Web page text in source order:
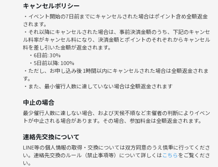
メニューは参鶏湯(おかず６種付き、ご飯 無料) 2700円のみ
6種類のおかずは、参鶏湯の鶏出汁でじっくり煮込んだり隠し味に魚醤
を入れたりした、「もやしナムル」「紫キャベツのシュークルート」
「長ネギのヴィネグレット」「温玉韓国風」「白菜キムチ」「キャロッ
トラペ」です🍰
カウンター席で 4人だとみんなで会話ができないと思うので人数は３人
キャンセルポリシー
・イベント開始の7日前までにキャンセルされた場合はポイント含め全額返金
されます。
・それ以降にキャンセルされた場合は、事前決済金額のうち、下記のキャンセ
ル料率がキャンセル料になり、決済金額とポイントのそれぞれからキャンセル
料を差し引いた金額が返金されます。
・6日前: 30%
・5日前以降: 100%
・ただし、お申し込み後 1時間以内にキャンセルされた場合は全額返金されま
す。
・また、最小催行人数に達していない場合は全額返金されます
中止の場合
最少催行人数に達しない場合、および天候不順など主催者の判断によりイベン
トが中止される場合があります。その場合、参加料金は全額返金されます。
連絡先交換について
LINE等の個人情報の取得・交換については双方同意のうえ慎重に行ってくださ
い。連絡先交換のルール（禁止事項等）について詳しくはこちらをご覧くださ
い。